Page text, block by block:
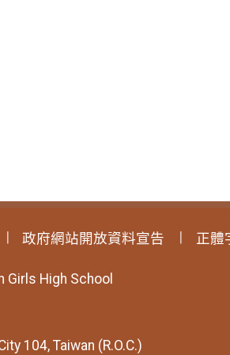
政府網站開放資料宣告 正體
Girls High School
104, Taiwan (R.O.C.)